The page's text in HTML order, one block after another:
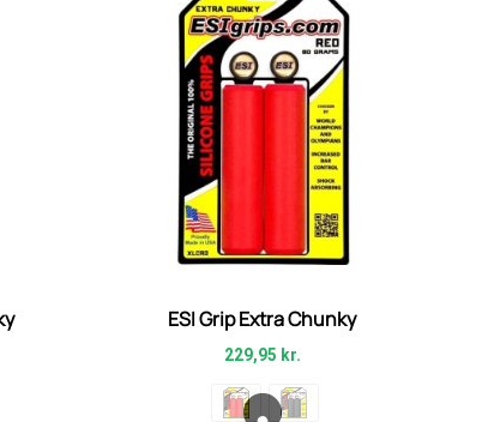
ESI Grip Extra Chunky
229,95 kr.